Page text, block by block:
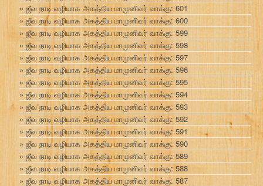
ஜீவ நாடி வழியாக அகத்திய மாமுனிவர் வாக்கு: 601
ஜீவ நாடி வழியாக அகத்திய மாமுனிவர் வாக்கு: 600
ஜீவ நாடி வழியாக அகத்திய மாமுனிவர் வாக்கு: 599
ஜீவ நாடி வழியாக அகத்திய மாமுனிவர் வாக்கு: 598
ஜீவ நாடி வழியாக அகத்திய மாமுனிவர் வாக்கு: 597
ஜீவ நாடி வழியாக அகத்திய மாமுனிவர் வாக்கு: 596
ஜீவ நாடி வழியாக அகத்திய மாமுனிவர் வாக்கு: 595
ஜீவ நாடி வழியாக அகத்திய மாமுனிவர் வாக்கு: 594
ஜீவ நாடி வழியாக அகத்திய மாமுனிவர் வாக்கு: 593
ஜீவ நாடி வழியாக அகத்திய மாமுனிவர் வாக்கு: 592
ஜீவ நாடி வழியாக அகத்திய மாமுனிவர் வாக்கு: 591
ஜீவ நாடி வழியாக அகத்திய மாமுனிவர் வாக்கு: 590
ஜீவ நாடி வழியாக அகத்திய மாமுனிவர் வாக்கு: 589
ஜீவ நாடி வழியாக அகத்திய மாமுனிவர் வாக்கு: 588
ஜீவ நாடி வழியாக அகத்திய மாமுனிவர் வாக்கு: 587